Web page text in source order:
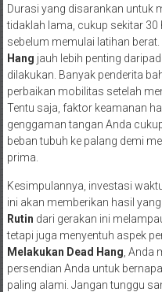
Durasi yang disarankan untuk
tidaklah lama, cukup sekitar 30
sebelum memulai latihan
Hang jauh lebih penting
dilakukan. Banyak penderita
perbaikan mobilitas setelah
Tentu saja, faktor keamanan
genggaman tangan Anda
beban tubuh ke palang demi
prima.
Kesimpulannya, investasi
ini akan memberikan hasil
Rutin dari gerakan ini
tetapi juga menyentuh aspek
Melakukan Dead Hang , Anda
persendian Anda untuk
paling alami. Jangan tunggu